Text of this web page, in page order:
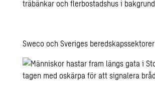
Sweco och Sveriges beredskapssektorer